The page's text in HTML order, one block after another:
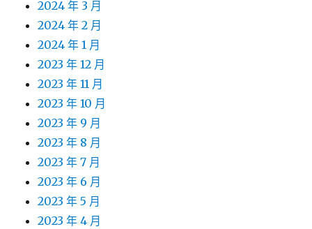
2024 年 3 月
2024 年 2 月
2024 年 1 月
2023 年 12 月
2023 年 11 月
2023 年 10 月
2023 年 9 月
2023 年 8 月
2023 年 7 月
2023 年 6 月
2023 年 5 月
2023 年 4 月